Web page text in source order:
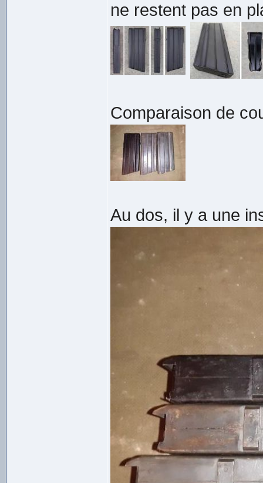
ne restent pas en
Comparaison de
Au dos, il y a une